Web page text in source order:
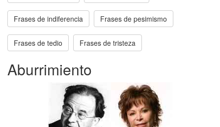
Frases de indiferencia Frases de pesimismo
Frases de tedio Frases de tristeza
Aburrimiento